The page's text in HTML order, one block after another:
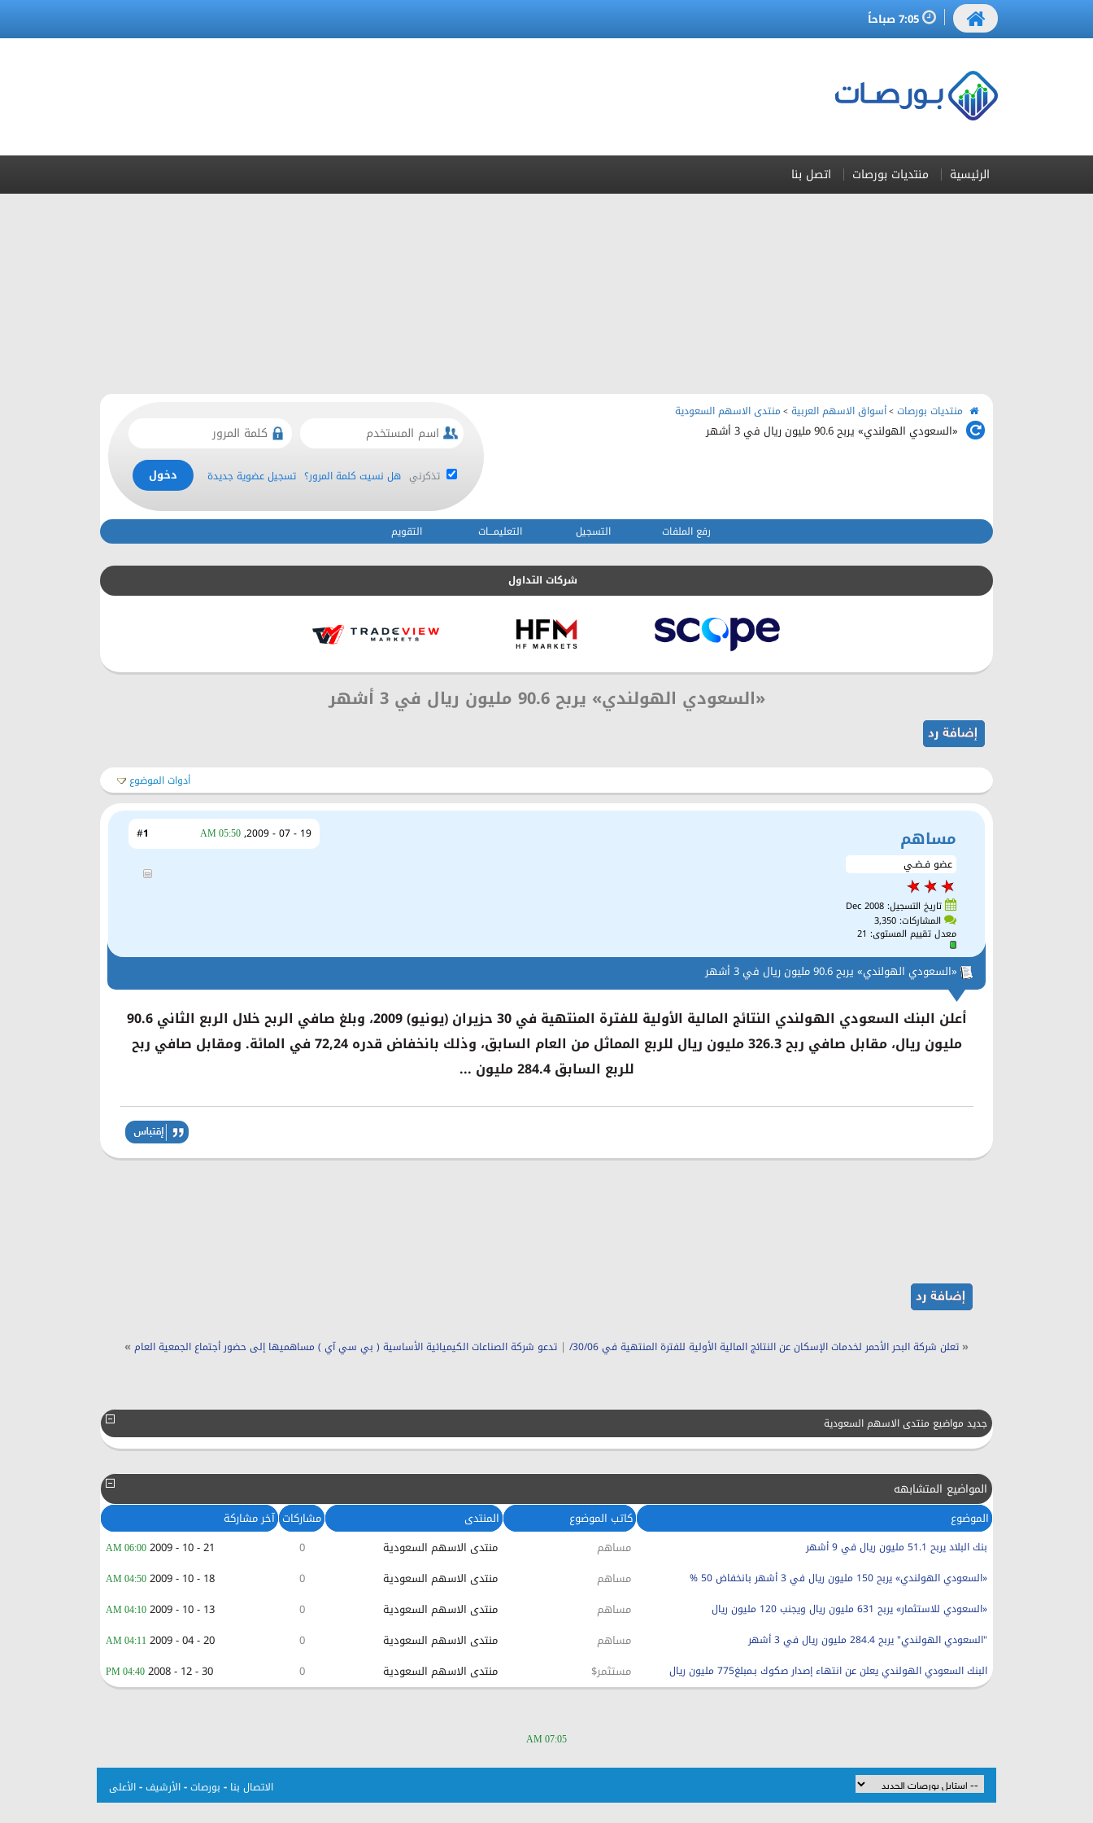
الرئيسية منتديات بورصات اتصل بنا
منتديات بورصات >أسواق الاسهم العربية > منتدى الاسهم السعودية
«السعودي الهولندي» يربح 90.6 مليون ريال في 3 أشهر
تذكرني هل نسيت كلمة المرور؟ تسجيل عضوية جديدة
رفع الملفات التسجيل التعليمـــات التقويم
شركات التداول
«السعودي الهولندي» يربح 90.6 مليون ريال في 3 أشهر
أدوات الموضوع
مساهم
عضو فـضـي
تاريخ التسجيل: Dec 2008
المشاركات: 3,350
معدل تقييم المستوى: 21
19 - 07 - 2009,
05:50 AM
1
«السعودي الهولندي» يربح 90.6 مليون ريال في 3 أشهر
أعلن البنك السعودي الهولندي النتائج المالية الأولية للفترة المنتهية في 30 حزيران (يونيو) 2009، وبلغ صافي الربح خلال الربع الثاني 90.6
مليون ريال، مقابل صافي ربح 326.3 مليون ريال للربع المماثل من العام السابق، وذلك بانخفاض قدره 72,24 في المائة. ومقابل صافي ربح
للربع السابق 284.4 مليون ...
« تعلن شركة البحر الأحمر لخدمات الإسكان عن النتائج المالية الأولية للفترة المنتهية في 30/06/ | تدعو شركة الصناعات الكيميائية الأساسية ( بي سي آي ) مساهميها إلى حضور أجتماع الجمعية العام »
جديد مواضيع منتدى الاسهم السعودية
المواضيع المتشابهه
الموضوع
كاتب الموضوع المنتدى مشاركات آخر مشاركة
بنك البلاد يربح 51.1 مليون ريال في 9 أشهر مساهم منتدى الاسهم السعودية 0
21 - 10 - 2009
06:00 AM
«السعودي الهولندي» يربح 150 مليون ريال في 3 أشهر بانخفاض 50 % مساهم منتدى الاسهم السعودية 0
18 - 10 - 2009
04:50 AM
«السعودي للاستثمار» يربح 631 مليون ريال ويجنب 120 مليون ريال مساهم منتدى الاسهم السعودية 0
13 - 10 - 2009
04:10 AM
"السعودي الهولندي" يربح 284.4 مليون ريال في 3 أشهر مساهم منتدى الاسهم السعودية 0
20 - 04 - 2009
04:11 AM
البنك السعودي الهولندي يعلن عن انتهاء إصدار صكوك بـمبلغ775 مليون ريال مستثمر$ منتدى الاسهم السعودية 0
30 - 12 - 2008
04:40 PM
07:05 AM
الاتصال بنا - بورصات-الأرشيف-الأعلى